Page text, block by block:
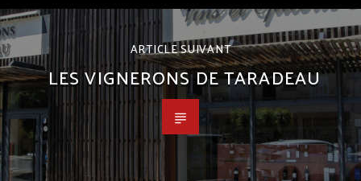
ARTICLE SUIVANT
LES VIGNERONS DE TARADEAU